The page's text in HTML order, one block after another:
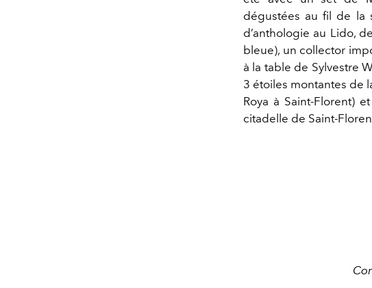
dégustées au fil de la
d’anthologie au Lido,
bleue), un collector
à la table de Sylvestre
3 étoiles montantes de
Roya à Saint-Florent)
citadelle de Saint-